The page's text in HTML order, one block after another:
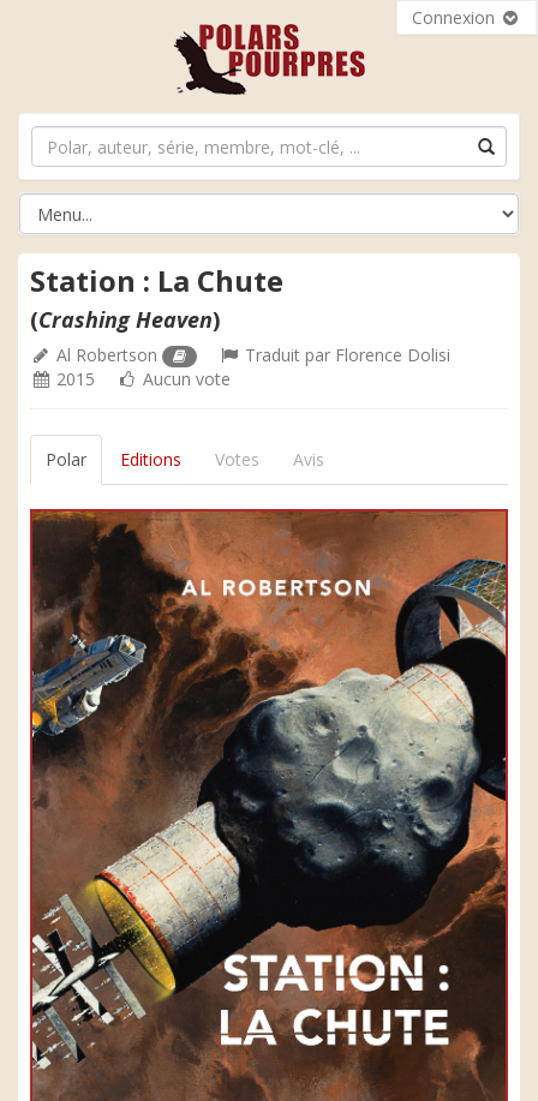
Connexion
Station : La Chute
(Crashing Heaven)
Al Robertson Traduit par Florence Dolisi
2015
Aucun vote
Polar Editions Votes Avis